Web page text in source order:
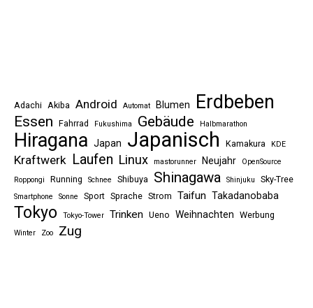
Adachi Akiba Android Automat Blumen Erdbeben
Essen Fahrrad Fukushima Gebäude Halbmarathon
Hiragana Japan Japanisch Kamakura KDE
Kraftwerk Laufen Linux mastorunner Neujahr
OpenSource
Roppongi
Running Schnee Shibuya Shinagawa Shinjuku Sky-Tree
Smartphone Sonne Sport Sprache Strom Taifun Takadanobaba
Tokyo Tokyo-Tower Trinken Ueno Weihnachten Werbung
Winter Zoo Zug